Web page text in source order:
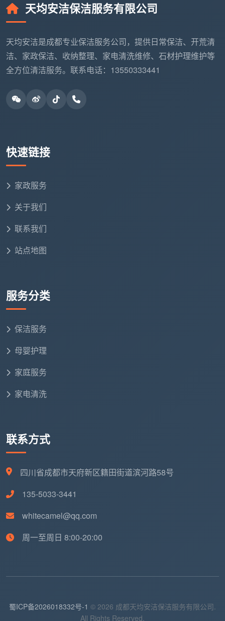
天均安洁保洁服务有限公司
天均安洁是成都专业保洁服务公司，提供日常保洁、开荒清
洁、家政保洁、收纳整理、家电清洗维修、石材护理维护等
全方位清洁服务。联系电话：13550333441
快速链接
家政服务
关于我们
联系我们
站点地图
服务分类
保洁服务
母婴护理
家庭服务
家电清洗
联系方式
四川省成都市天府新区籍田街道滨河路58号
135-5033-3441
whitecamel@qq.com
周一至周日 8:00-20:00
蜀ICP备2026018332号-1 © 2026 成都天均安洁保洁服务有限公司.
All Rights Reserved.